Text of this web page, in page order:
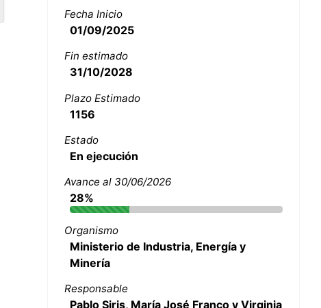
Fecha Inicio
01/09/2025
Fin estimado
31/10/2028
Plazo Estimado
1156
Estado
En ejecución
Avance al 30/06/2026
28%
Organismo
Ministerio de Industria, Energía y
Minería
Responsable
Pablo Siris, María José Franco y Virginia